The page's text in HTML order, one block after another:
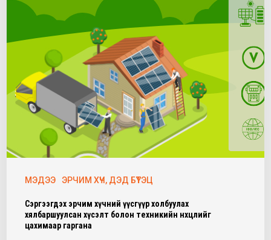
МЭДЭЭ ЭРЧИМ ХҮЧ, ДЭД БҮТЭЦ
Сэргээгдэх эрчим хүчний үүсгүүр холбуулах
хялбаршуулсан хүсэлт болон техникийн нөхцөлийг
цахимаар гаргана